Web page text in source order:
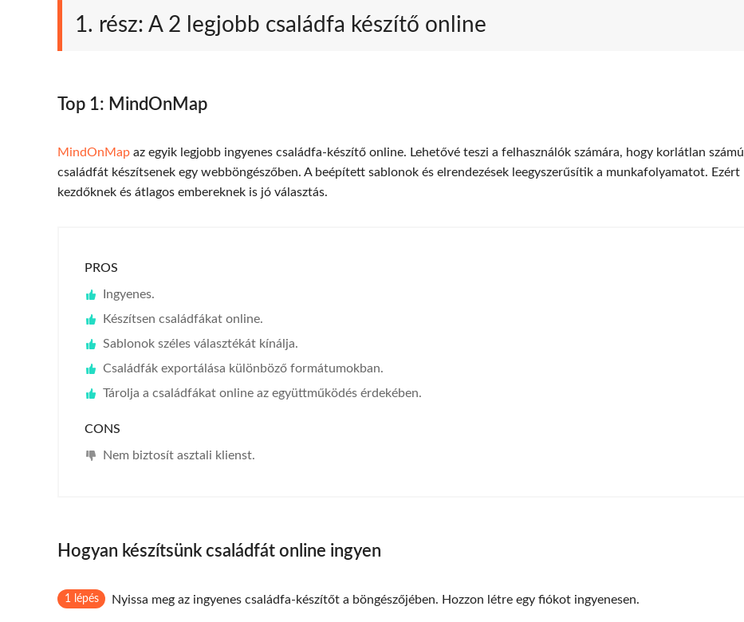
1. rész: A 2 legjobb családfa készítő online
Top 1: MindOnMap
MindOnMap az egyik legjobb ingyenes családfa-készítő online. Lehetővé teszi a felhasználók számára, hogy korlátlan számú
családfát készítsenek egy webböngészőben. A beépített sablonok és elrendezések leegyszerűsítik a munkafolyamatot. Ezért
kezdőknek és átlagos embereknek is jó választás.
PROS
Ingyenes.
Készítsen családfákat online.
Sablonok széles választékát kínálja.
Családfák exportálása különböző formátumokban.
Tárolja a családfákat online az együttműködés érdekében.
CONS
Nem biztosít asztali klienst.
Hogyan készítsünk családfát online ingyen
1 lépés Nyissa meg az ingyenes családfa-készítőt a böngészőjében. Hozzon létre egy fiókot ingyenesen.